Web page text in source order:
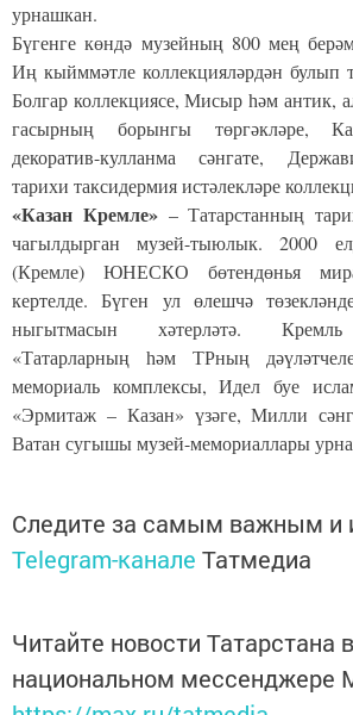
урнашкан.
Бүгенге көндә музейның 800 мең
Иң кыйммәтле коллекцияләрдән булып
Болгар коллекциясе, Мисыр һәм антик,
гасырның борынгы төргәкләре,
декоратив-кулланма сәнгате,
тарихи таксидермия истәлекләре
«Казан Кремле»– Татарстанның
чагылдырган музей-тыюлык. 2000
(Кремле) ЮНЕСКО бөтендөнья
кертелде. Бүген ул өлешчә
ныгытмасын хәтерләтә. Кремль
«Татарларның һәм ТРның
мемориаль комплексы, Идел буе
«Эрмитаж – Казан» үзәге, Милли
Ватан сугышы музей-мемориаллары
Следите за самым важным и
Telegram-канале Татмедиа
Читайте новости Татарстана в
национальном мессенджере